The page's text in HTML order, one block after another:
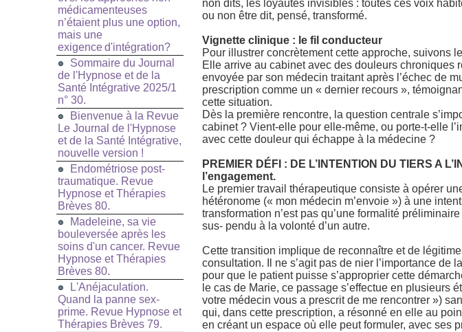
médicamenteuses
n’étaient plus une option,
mais une
exigence d'intégration?
Sommaire du Journal
de l'Hypnose et de la
Santé Intégrative 2025/1
n° 30.
Bienvenue à la Revue
Le Journal de l'Hypnose
et de la Santé Intégrative,
nouvelle version !
Endométriose post-
traumatique. Revue
Hypnose et Thérapies
Brèves 80.
Madeleine, sa vie
bouleversée après les
soins d'un cancer. Revue
Hypnose et Thérapies
Brèves 80.
L'Anéjaculation.
Quand la panne sex-
prime. Revue Hypnose et
Thérapies Brèves 79.
non dits, les loyautés invisibles : toutes ces voix
ou non être dit, pensé, transformé.
Vignette clinique : le fil conducteur
Pour illustrer concrètement cette approche, suivons
Elle arrive au cabinet avec des douleurs chroniques
envoyée par son médecin traitant après l’échec de
prescription comme un « dernier recours »,
cette situation.
Dès la première rencontre, la question centrale
cabinet ? Vient-elle pour elle-même, ou porte-t-elle
avec cette douleur qui échappe à la médecine ?
PREMIER DÉFI : DE L’INTENTION DU TIERS A
l’engagement.
Le premier travail thérapeutique consiste à opérer
hétéronome (« mon médecin m’envoie ») à une
transformation n’est pas qu’une formalité
sus- pendu à la volonté d’un autre.
Cette transition implique de reconnaître et de
consultation. Il ne s’agit pas de nier l’importance
pour que le patient puisse s’approprier cette
le cas de Marie, ce passage s’effectue en plusieurs
votre médecin vous a prescrit de me rencontrer »)
qui, dans cette prescription, a résonné en elle au
en créant un espace où elle peut formuler, avec ses